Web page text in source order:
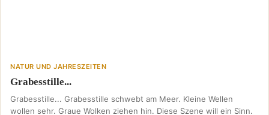
NATUR UND JAHRESZEITEN
Grabesstille...
Grabesstille... Grabesstille schwebt am Meer. Kleine Wellen
wollen sehr. Graue Wolken ziehen hin. Diese Szene will ein Sinn.